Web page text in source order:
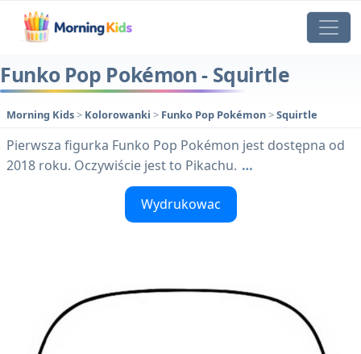
Funko Pop Pokémon - Squirtle
Morning Kids> Kolorowanki > Funko Pop Pokémon>Squirtle
Pierwsza figurka Funko Pop Pokémon jest dostępna od
2018 roku. Oczywiście jest to Pikachu. …
Wydrukowac